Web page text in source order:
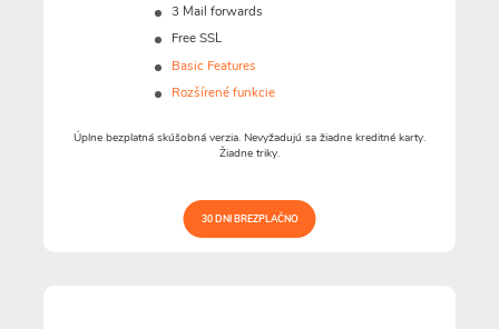
3 Mail forwards
Free SSL
Basic Features
Rozšírené funkcie
Úplne bezplatná skúšobná verzia. Nevyžadujú sa žiadne kreditné karty.
Žiadne triky.
30 DNI BREZPLAČNO